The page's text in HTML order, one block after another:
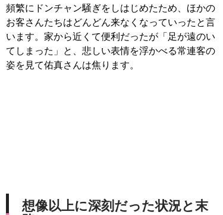
頻繁にドンチャン騒ぎをしはじめたため、ほかの
お客さんたちはどんどん来なくなっていったと言
います。家から近くて便利だったが「足が遠のい
てしまった」と、悲しい表情を浮かべる常連客の
姿を見て佑真さんは焦ります。
想像以上に深刻だった状況と末